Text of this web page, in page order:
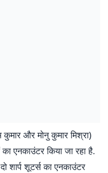
और मोनु कुमार मिश्रा)
एनकाउंटर किया जा रहा है.
शार्प शूटर्स का एनकाउंटर